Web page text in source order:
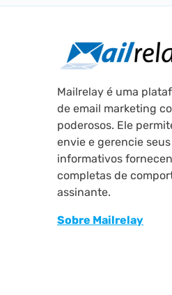
Mailrelay é uma
de email marketing
poderosos. Ele
envie e gerencie
informativos
completas de
assinante.
Sobre Mailrelay